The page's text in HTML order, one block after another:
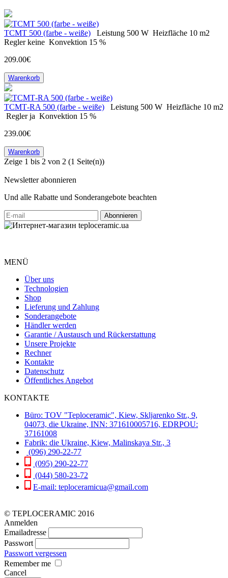
ТСМТ 500 (farbe - weiße) Leistung 500 W Heizfläche 10 m2
Regler keine Konvektion 15 %
209.00€
Warenkorb
ТСМТ-RA 500 (farbe - weiße) Leistung 500 W Heizfläche 10 m2
Regler ja Konvektion 15 %
239.00€
Warenkorb
Zeige 1 bis 2 von 2 (1 Seite(n))
Newsletter abonnieren
Und alle Rabatte und Sonderangebote beachten
MENÜ
Über uns
Technologien
Shop
Lieferung und Zahlung
Sonderangebote
Händler werden
Garantie / Austausch und Rückerstattung
Unsere Projekte
Rechner
Kontakte
Datenschutz
Öffentliches Angebot
KONTAKTE
Büro: TOV "Teploceramic", Kiew, Skljarenko Str., 9,
04073, die Ukraine, INN: 371610005716, EDRPOU:
37161008
Fabrik: die Ukraine, Kiew, Malinskaya Str., 3
(096) 290-22-77
(095) 290-22-77
(044) 580-23-72
E-mail: teploceramicua@gmail.com
© TEPLOCERAMIC 2016
Anmelden
Emailadresse
Passwort
Passwort vergessen
Remember me
Cancel